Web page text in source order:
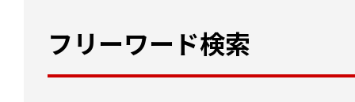
フリーワード検索